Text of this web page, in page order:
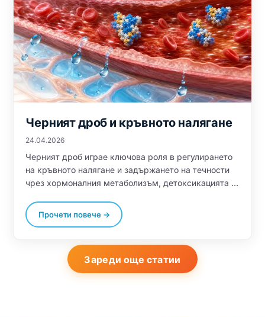
чернодробните мазнини, без драстични промени в
диетата, предлагайки по-устойчив подход към
здравето на черния дроб.
Черният дроб и кръвното налягане
24.04.2026
Черният дроб играе ключова роля в регулирането
на кръвното налягане и задържането на течности
чрез хормоналния метаболизъм, детоксикацията и
черния дроб може да доведе до хипертония и
отоци. Хранителни вещества като холин, инозитол,
дроб, като потенциално намаляват задържането на
течности и стабилизират кръвното налягане,
особено след събуждане.
Прочети повече →
Зареди още статии